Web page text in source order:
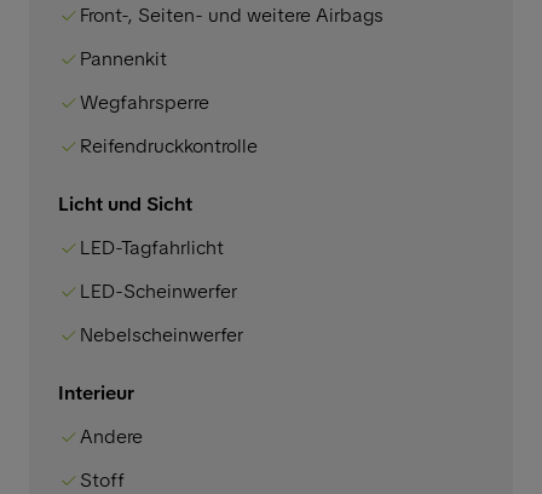
Front-, Seiten- und weitere Airbags
Pannenkit
Wegfahrsperre
Reifendruckkontrolle
Licht und Sicht
LED-Tagfahrlicht
LED-Scheinwerfer
Nebelscheinwerfer
Interieur
Andere
Stoff